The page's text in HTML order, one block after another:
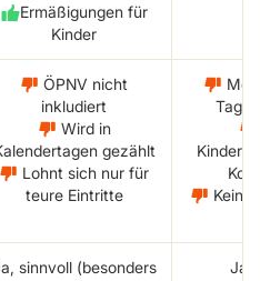
Ermäßigungen für
Kinder
ÖPNV nicht
inkludiert
Wird in
gezählt
Lohnt sich nur für
teure Eintritte
Kinder/
Kein
sinnvoll (besonders
Ja,